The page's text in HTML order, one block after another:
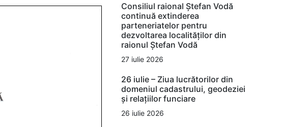
Consiliul raional Ștefan Vodă
continuă extinderea
parteneriatelor pentru
dezvoltarea localităților din
raionul Ștefan Vodă
27 iulie 2026
26 iulie – Ziua lucrătorilor din
domeniul cadastrului, geodeziei
și relațiilor funciare
26 iulie 2026